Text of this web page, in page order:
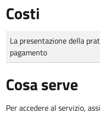
Costi
Tipo di pagamento
Importo
La presentazione della
pagamento
Cosa serve
Per accedere al servizio,